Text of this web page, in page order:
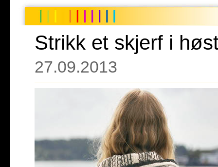
Strikk et skjerf i
27.09.2013